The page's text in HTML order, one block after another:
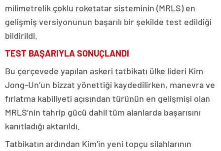
milimetrelik çoklu roketatar sisteminin (MRLS) en
gelişmiş versiyonunun başarılı bir şekilde test edildiği
bildirildi.
TEST BAŞARIYLA SONUÇLANDI
Bu çerçevede yapılan askeri tatbikatı ülke lideri Kim
Jong-Un’un bizzat yönettiği kaydedilirken, manevra ve
fırlatma kabiliyeti açısından türünün en gelişmişi olan
MRLS’nin tahrip gücü dahil tüm alanlarda başarısını
kanıtladığı aktarıldı.
Tatbikatın ardından Kim’in yeni topçu silahlarının